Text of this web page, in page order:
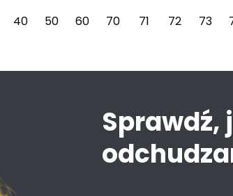
40 50 60 70 71 72 73
Sprawdź,